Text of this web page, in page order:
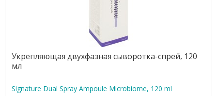
Укрепляющая двухфазная сыворотка-спрей, 120
мл
Signature Dual Spray Ampoule Microbiome, 120 ml